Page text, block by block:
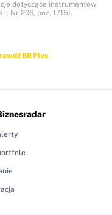
dotyczące instrumentów
Nr 206, poz. 1715).
BR Plus